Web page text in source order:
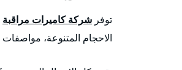
توفر شركة كاميرات مراقبة
الاحجام المتنوعة،